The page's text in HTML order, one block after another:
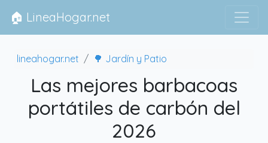
🏠 LineaHogar.net
lineahogar.net 🌳 Jardín y Patio
Las mejores barbacoas
portátiles de carbón del
2026